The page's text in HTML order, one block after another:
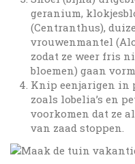
geranium,
(Centranthus),
vrouwenmantel
zodat ze weer fris
bloemen) gaan
Knip eenjarigen in
zoals lobelia’s en
voorkomen dat ze
van zaad stoppen.